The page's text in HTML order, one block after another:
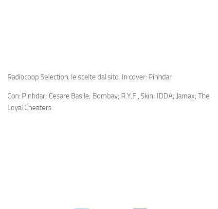
Radiocoop Selection, le scelte dal sito. In cover: Pinhdar
Con: Pinhdar; Cesare Basile; Bombay; R.Y.F., Skin; IDDA; Jamax; The
Loyal Cheaters